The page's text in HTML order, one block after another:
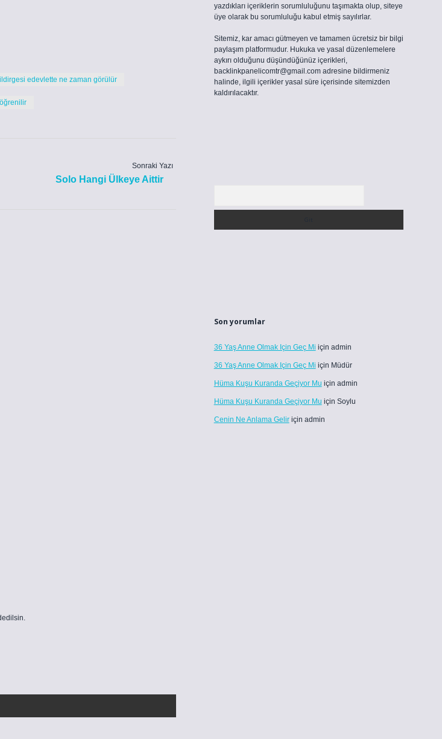
edevlette ne zaman görülür
öğrenilir
Sonraki Yazı
Solo Hangi Ülkeye Aittir
yazdıkları içeriklerin sorumluluğunu taşımakta olup, siteye
üye olarak bu sorumluluğu kabul etmiş sayılırlar.
Sitemiz, kar amacı gütmeyen ve tamamen ücretsiz bir bilgi
paylaşım platformudur. Hukuka ve yasal düzenlemelere
aykırı olduğunu düşündüğünüz içerikleri,
backlinkpanelicomtr@gmail.comadresine bildirmeniz
halinde, ilgili içerikler yasal süre içerisinde sitemizden
kaldırılacaktır.
Son yorumlar
36 Yaş Anne Olmak Için Geç Mi için admin
36 Yaş Anne Olmak Için Geç Mi için Müdür
Hüma Kuşu Kuranda Geçiyor Mu için admin
Hüma Kuşu Kuranda Geçiyor Mu için Soylu
Cenin Ne Anlama Geliriçin admin